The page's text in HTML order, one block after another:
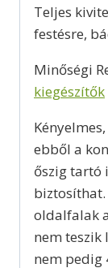
Teljes
festésre,
Minőségi
kiegészítők
ebből a
őszig tartó
oldalfalak
nem teszik
nem pedig